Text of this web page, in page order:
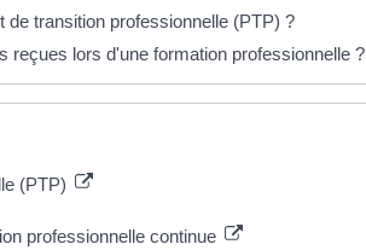
de transition professionnelle (PTP) ?
reçues lors d'une formation professionnelle ?
(PTP)
professionnelle continue